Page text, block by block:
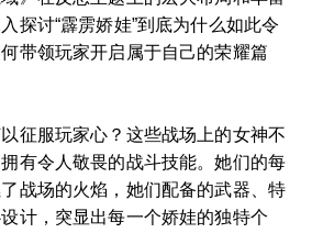
探讨“霹雳娇娃”到底为什么如此令
带领玩家开启属于自己的荣耀篇
征服玩家心？这些战场上的女神不
有令人敬畏的战斗技能。她们的每
战场的火焰，她们配备的武器、特
计，突显出每一个娇娃的独特个